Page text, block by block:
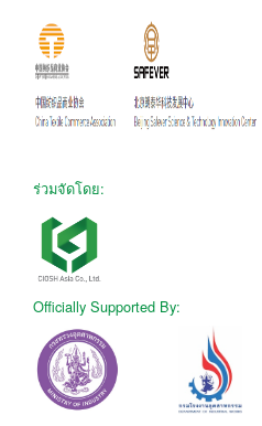
ร่วมจัดโดย:
Officially Supported By: